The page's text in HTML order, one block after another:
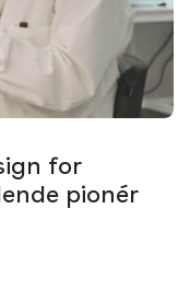
for
pionér